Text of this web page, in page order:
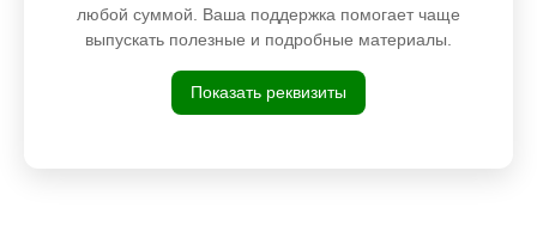
любой суммой. Ваша поддержка помогает чаще
выпускать полезные и подробные материалы.
Показать реквизиты